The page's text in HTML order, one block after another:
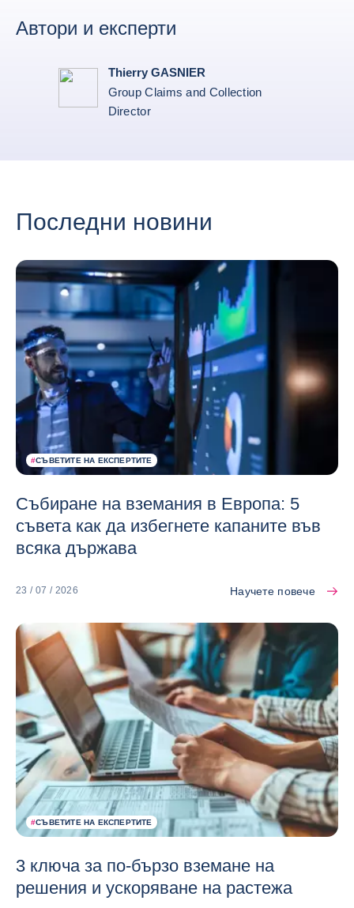
Автори и експерти
Thierry GASNIER
Group Claims and Collection
Director
Последни новини
#СЪВЕТИТЕ НА ЕКСПЕРТИТЕ
Събиране на вземания в Европа: 5
съвета как да избегнете капаните във
всяка държава
23 / 07 / 2026 Научете повече
#СЪВЕТИТЕ НА ЕКСПЕРТИТЕ
3 ключа за по-бързо вземане на
решения и ускоряване на растежа